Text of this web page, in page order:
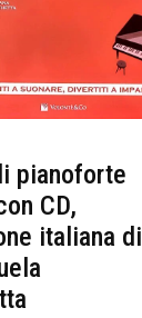
pianoforte
CD,
italiana di